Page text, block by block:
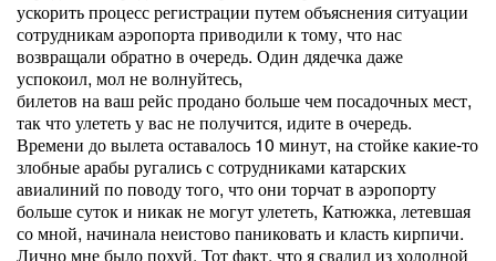
ускорить процесс регистрации путем объяснения ситуации
сотрудникам аэропорта приводили к тому, что нас
возвращали обратно в очередь. Один дядечка даже
успокоил, мол не волнуйтесь,
билетов на ваш рейс продано больше чем посадочных мест,
так что улететь у вас не получится, идите в очередь.
Времени до вылета оставалось 10 минут, на стойке какие-то
злобные арабы ругались с сотрудниками катарских
авиалиний по поводу того, что они торчат в аэропорту
больше суток и никак не могут улететь, Катюжка, летевшая
со мной, начинала неистово паниковать и класть кирпичи.
Лично мне было похуй. Тот факт, что я свалил из холодной